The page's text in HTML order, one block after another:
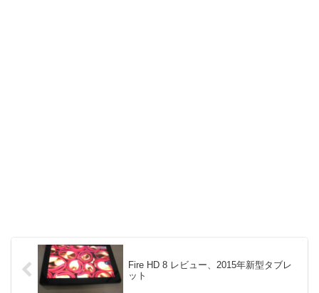
Fire HD 8 レビュー、2015年新型タブレ
ット